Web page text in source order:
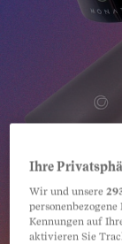
Ihre
Wir und unsere
Kennungen auf
aktivieren Sie